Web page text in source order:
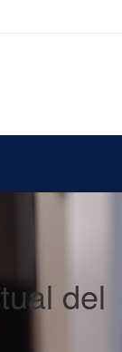
del